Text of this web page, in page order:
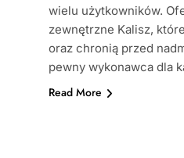
wielu użytkowników.
zewnętrzne Kalisz,
oraz chronią przed
pewny wykonawca dla
Read More